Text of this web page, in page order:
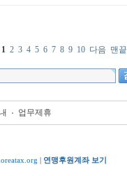
1 2 3 4 5 6 7 8 9 10 다음 맨끝
업무제휴
| 연맹후원계좌 보기